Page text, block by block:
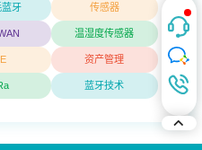
蓝牙 传感器
温湿度传感器
资产管理
蓝牙技术